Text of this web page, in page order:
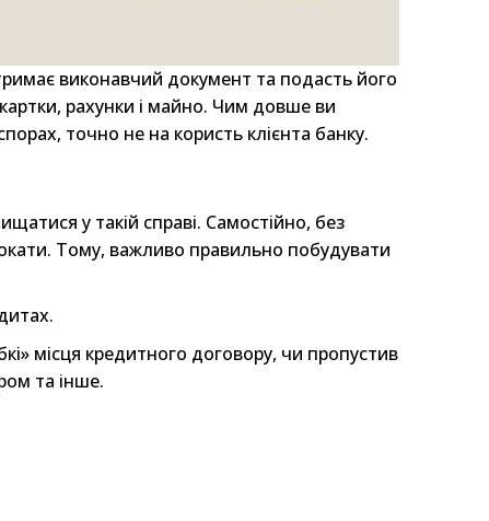
виконавчий документ та подасть його
рахунки і майно. Чим довше ви
точно не на користь клієнта банку.
у такій справі. Самостійно, без
Тому, важливо правильно побудувати
місця кредитного договору, чи пропустив
та інше.